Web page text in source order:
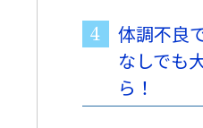
体調不良
なしでも
ら！